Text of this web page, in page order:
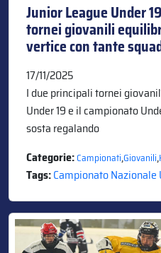
Junior League Under
tornei giovanili
vertice con tante
17/11/2025
I due principali tornei
Under 19 e il campionato
sosta regalando
Categorie:Campionati,Giovanili,
Tags:Campionato Nazionale